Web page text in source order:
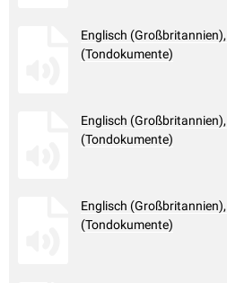
Englisch
(Tondokumente)
Englisch
(Tondokumente)
Englisch
(Tondokumente)